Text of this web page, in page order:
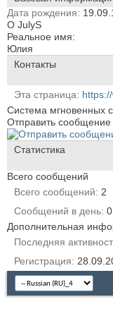
Дата рождения
О JulyS
Реальное имя:
Юлия
Контакты
Эта страница
Система мгновенных
Отправить сообщение
Статистика
Всего сообщений
Всего сообщений
2
Сообщений в день
Дополнительная
Последняя
Регистрация